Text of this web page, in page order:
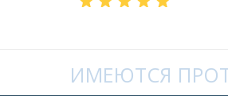
ИМЕЮТСЯ